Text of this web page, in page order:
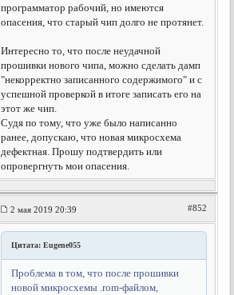
программатор рабочий, но имеются
опасения, что старый чип долго не протянет.
Интересно то, что после неудачной
прошивки нового чипа, можно сделать дамп
"некорректно записанного содержимого" и с
успешной проверкой в итоге записать его на
этот же чип.
Судя по тому, что уже было написанно
ранее, допускаю, что новая микросхема
дефектная. Прошу подтвердить или
опровергнуть мои опасения.
2 мая 2019 20:39 #852
Цитата: Eugene055
Проблема в том, что после прошивки
новой микросхемы .rom-файлом,